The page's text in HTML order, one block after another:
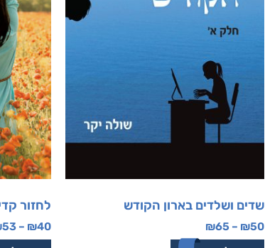
שדים ושלדים בארון הקודש
₪50
–
₪65
לחזור
₪40
–
53